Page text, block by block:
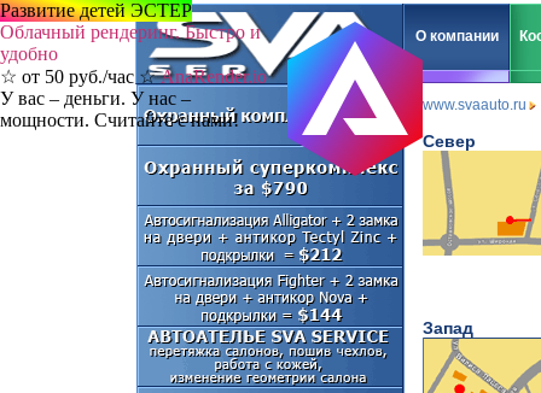
Развитие детей ЭСТЕР
Облачный рендеринг. Быстро и
удобно
☆ от 50 руб./час ☆AnaRender.io
У вас – деньги. У нас –
мощности. Считайте с нами!
О компании
www.svaauto.ru
Север
Запад